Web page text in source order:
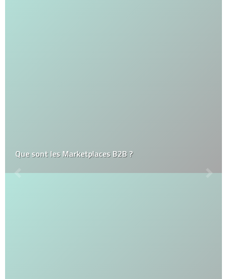
Que sont les Marketplaces B2B ?